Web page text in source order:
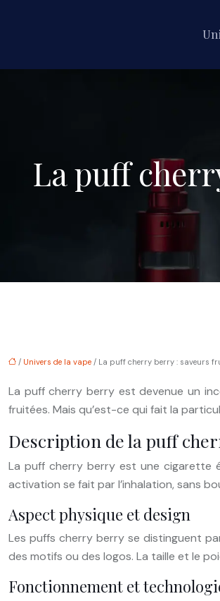
La puff
/ Univers de la vape / La puff cherry berry : saveurs
La puff cherry berry est devenue un
fruitées. Mais qu’est-ce qui fait la
Description de la puff
La puff cherry berry est une cigarette
activation se fait par l’inhalation, sans
Aspect physique et design
Les puffs cherry berry se distinguent
des motifs ou des logos. La taille et le
Fonctionnement et